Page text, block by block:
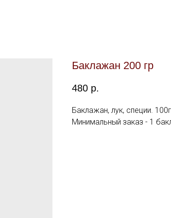
Баклажан 200 гр
480 р.
Баклажан, лук, специи.
Минимальный заказ - 1